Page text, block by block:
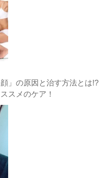
」の原因と治す方法とは!?
スメのケア！